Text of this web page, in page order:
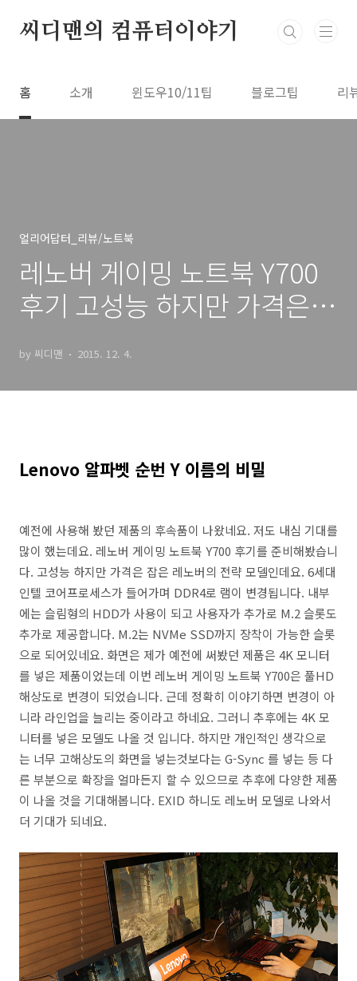
씨디맨의 컴퓨터이야기
홈 소개 윈도우10/11팁 블로그팁 리
얼리어답터_리뷰/노트북
레노버 게이밍 노트북 Y700
후기 고성능 하지만 가격은
by 씨디맨 2015. 12. 4.
Lenovo 알파벳 순번 Y 이름의 비밀
예전에 사용해 봤던 제품의 후속품이 나왔네요. 저도 내심 기대를
많이 했는데요. 레노버 게이밍 노트북 Y700 후기를 준비해봤습니
다. 고성능 하지만 가격은 잡은 레노버의 전략 모델인데요. 6세대
인텔 코어프로세스가 들어가며 DDR4로 램이 변경됩니다. 내부
에는 슬림형의 HDD가 사용이 되고 사용자가 추가로 M.2 슬롯도
추가로 제공합니다. M.2는 NVMe SSD까지 장착이 가능한 슬롯
으로 되어있네요. 화면은 제가 예전에 써봤던 제품은 4K 모니터
를 넣은 제품이었는데 이번 레노버 게이밍 노트북 Y700은 풀HD
해상도로 변경이 되었습니다. 근데 정확히 이야기하면 변경이 아
니라 라인업을 늘리는 중이라고 하네요. 그러니 추후에는 4K 모
니터를 넣은 모델도 나올 것 입니다. 하지만 개인적인 생각으로
는 너무 고해상도의 화면을 넣는것보다는 G-Sync 를 넣는 등 다
른 부분으로 확장을 얼마든지 할 수 있으므로 추후에 다양한 제품
이 나올 것을 기대해봅니다. EXID 하니도 레노버 모델로 나와서
더 기대가 되네요.